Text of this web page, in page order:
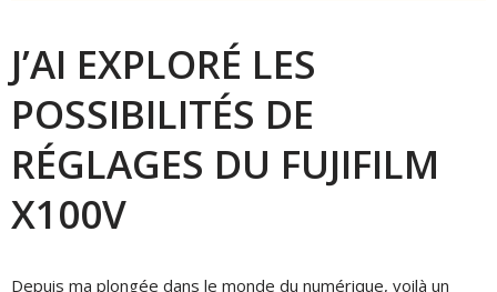
J’AI EXPLORÉ LES
POSSIBILITÉS DE
RÉGLAGES DU FUJIFILM
X100V
Depuis ma plongée dans le monde du numérique, voilà un